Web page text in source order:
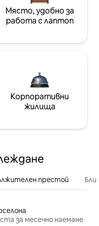
Място, удобно за
работа с лаптоп
Корпоративни
жилища
престой
за месечно наемане